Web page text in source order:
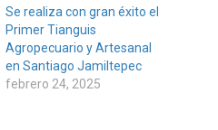
Se realiza con gran éxito el
Primer Tianguis
Agropecuario y Artesanal
en Santiago Jamiltepec
febrero 24, 2025